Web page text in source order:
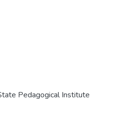
Pedagogical Institute